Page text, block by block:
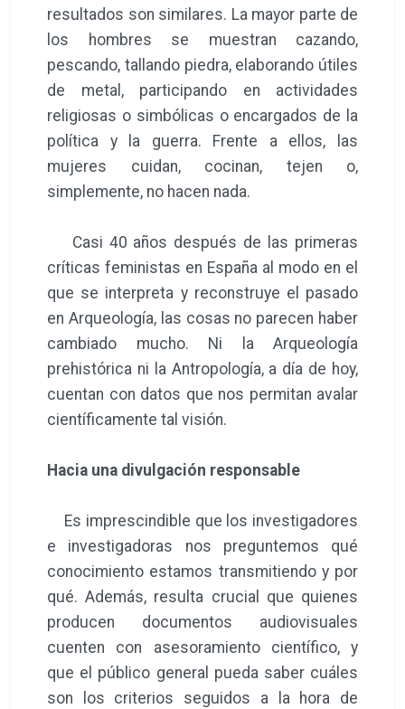
resultados son similares. La mayor parte de
los hombres se muestran cazando,
pescando, tallando piedra, elaborando útiles
de metal, participando en actividades
religiosas o simbólicas o encargados de la
política y la guerra. Frente a ellos, las
mujeres cuidan, cocinan, tejen o,
simplemente, no hacen nada.
Casi 40 años después de las primeras
críticas feministas en España al modo en el
que se interpreta y reconstruye el pasado
en Arqueología, las cosas no parecen haber
cambiado mucho. Ni la Arqueología
prehistórica ni la Antropología, a día de hoy,
cuentan con datos que nos permitan avalar
científicamente tal visión.
Hacia una divulgación responsable
Es imprescindible que los investigadores
e investigadoras nos preguntemos qué
conocimiento estamos transmitiendo y por
qué. Además, resulta crucial que quienes
producen documentos audiovisuales
cuenten con asesoramiento científico, y
que el público general pueda saber cuáles
son los criterios seguidos a la hora de